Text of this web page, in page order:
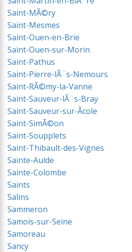
Saint-MÃ©ry
Saint-Mesmes
Saint-Ouen-en-Brie
Saint-Ouen-sur-Morin
Saint-Pathus
Saint-Pierre-lÃ¨s-Nemours
Saint-RÃ©my-la-Vanne
Saint-Sauveur-lÃ¨s-Bray
Saint-Sauveur-sur-Ãcole
Saint-SimÃ©on
Saint-Soupplets
Saint-Thibault-des-Vignes
Sainte-Aulde
Sainte-Colombe
Saints
Salins
Sammeron
Samois-sur-Seine
Samoreau
Sancy